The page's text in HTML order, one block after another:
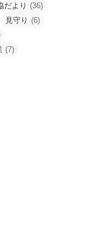
だより (36)
見守り (6)
(7)